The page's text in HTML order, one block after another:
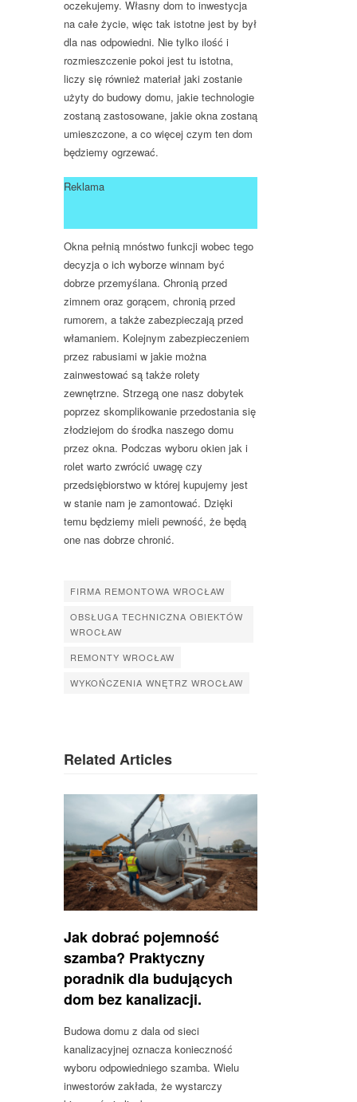
oczekujemy. Własny dom to inwestycja
na całe życie, więc tak istotne jest by był
dla nas odpowiedni. Nie tylko ilość i
rozmieszczenie pokoi jest tu istotna,
liczy się również materiał jaki zostanie
użyty do budowy domu, jakie technologie
zostaną zastosowane, jakie okna zostaną
umieszczone, a co więcej czym ten dom
będziemy ogrzewać.
Reklama
Okna pełnią mnóstwo funkcji wobec tego
decyzja o ich wyborze winnam być
dobrze przemyślana. Chronią przed
zimnem oraz gorącem, chronią przed
rumorem, a także zabezpieczają przed
włamaniem. Kolejnym zabezpieczeniem
przez rabusiami w jakie można
zainwestować są także rolety
zewnętrzne. Strzegą one nasz dobytek
poprzez skomplikowanie przedostania się
złodziejom do środka naszego domu
przez okna. Podczas wyboru okien jak i
rolet warto zwrócić uwagę czy
przedsiębiorstwo w której kupujemy jest
w stanie nam je zamontować. Dzięki
temu będziemy mieli pewność, że będą
one nas dobrze chronić.
FIRMA REMONTOWA WROCŁAW
OBSŁUGA TECHNICZNA OBIEKTÓW
WROCŁAW
REMONTY WROCŁAW
WYKOŃCZENIA WNĘTRZ WROCŁAW
Related Articles
Jak dobrać pojemność
szamba? Praktyczny
poradnik dla budujących
dom bez kanalizacji.
Budowa domu z dala od sieci
kanalizacyjnej oznacza konieczność
wyboru odpowiedniego szamba. Wielu
inwestorów zakłada, że wystarczy